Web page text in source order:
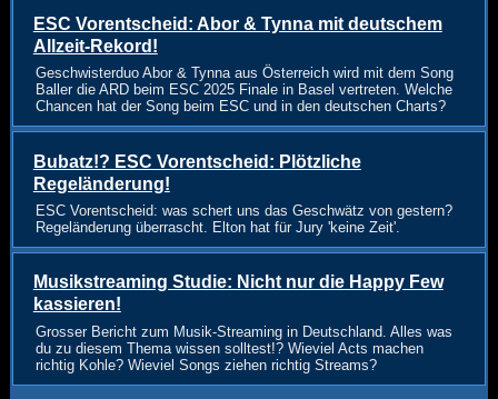
ESC Vorentscheid: Abor & Tynna mit deutschem
Allzeit-Rekord!
Geschwisterduo Abor & Tynna aus Österreich wird mit dem Song
Baller die ARD beim ESC 2025 Finale in Basel vertreten. Welche
Chancen hat der Song beim ESC und in den deutschen Charts?
Bubatz!? ESC Vorentscheid: Plötzliche
Regeländerung!
ESC Vorentscheid: was schert uns das Geschwätz von gestern?
Regeländerung überrascht. Elton hat für Jury 'keine Zeit'.
Musikstreaming Studie: Nicht nur die Happy Few
kassieren!
Grosser Bericht zum Musik-Streaming in Deutschland. Alles was
du zu diesem Thema wissen solltest!? Wieviel Acts machen
richtig Kohle? Wieviel Songs ziehen richtig Streams?